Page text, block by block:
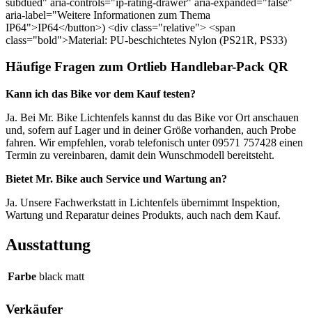
aria-label="Weitere Informationen zum Thema
IP64">IP64</button>) <div class="relative"> <span
class="bold">Material: PU-beschichtetes Nylon (PS21R, PS33)
Häufige Fragen zum Ortlieb Handlebar-Pack QR
Kann ich das Bike vor dem Kauf testen?
Ja. Bei Mr. Bike Lichtenfels kannst du das Bike vor Ort anschauen
und, sofern auf Lager und in deiner Größe vorhanden, auch Probe
fahren. Wir empfehlen, vorab telefonisch unter 09571 757428 einen
Termin zu vereinbaren, damit dein Wunschmodell bereitsteht.
Bietet Mr. Bike auch Service und Wartung an?
Ja. Unsere Fachwerkstatt in Lichtenfels übernimmt Inspektion,
Wartung und Reparatur deines Produkts, auch nach dem Kauf.
Ausstattung
Farbe black matt
Verkäufer